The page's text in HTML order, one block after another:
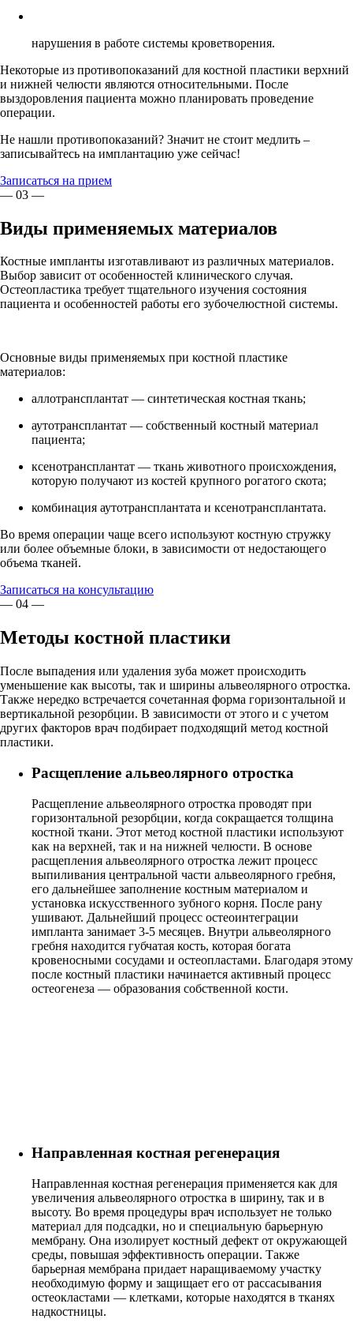
нарушения в работе системы кроветворения.
Некоторые из противопоказаний для костной пластики верхний
и нижней челюсти являются относительными. После
выздоровления пациента можно планировать проведение
операции.
Не нашли противопоказаний? Значит не стоит медлить –
записывайтесь на имплантацию уже сейчас!
Записаться на прием
— 03 —
Виды применяемых материалов
Костные импланты изготавливают из различных материалов.
Выбор зависит от особенностей клинического случая.
Остеопластика требует тщательного изучения состояния
пациента и особенностей работы его зубочелюстной системы.
Основные виды применяемых при костной пластике
материалов:
аллотрансплантат — синтетическая костная ткань;
аутотрансплантат — собственный костный материал
пациента;
ксенотрансплантат — ткань животного происхождения,
которую получают из костей крупного рогатого скота;
комбинация аутотрансплантата и ксенотрансплантата.
Во время операции чаще всего используют костную стружку
или более объемные блоки, в зависимости от недостающего
объема тканей.
Записаться на консультацию
— 04 —
Методы костной пластики
После выпадения или удаления зуба может происходить
уменьшение как высоты, так и ширины альвеолярного отростка.
Также нередко встречается сочетанная форма горизонтальной и
вертикальной резорбции. В зависимости от этого и с учетом
других факторов врач подбирает подходящий метод костной
пластики.
Расщепление альвеолярного отростка
Расщепление альвеолярного отростка проводят при
горизонтальной резорбции, когда сокращается толщина
костной ткани. Этот метод костной пластики используют
как на верхней, так и на нижней челюсти. В основе
расщепления альвеолярного отростка лежит процесс
выпиливания центральной части альвеолярного гребня,
его дальнейшее заполнение костным материалом и
установка искусственного зубного корня. После рану
ушивают. Дальнейший процесс остеоинтеграции
импланта занимает 3-5 месяцев. Внутри альвеолярного
гребня находится губчатая кость, которая богата
кровеносными сосудами и остеопластами. Благодаря этому
после костный пластики начинается активный процесс
остеогенеза — образования собственной кости.
Направленная костная регенерация
Направленная костная регенерация применяется как для
увеличения альвеолярного отростка в ширину, так и в
высоту. Во время процедуры врач использует не только
материал для подсадки, но и специальную барьерную
мембрану. Она изолирует костный дефект от окружающей
среды, повышая эффективность операции. Также
барьерная мембрана придает наращиваемому участку
необходимую форму и защищает его от рассасывания
остеокластами — клетками, которые находятся в тканях
надкостницы.